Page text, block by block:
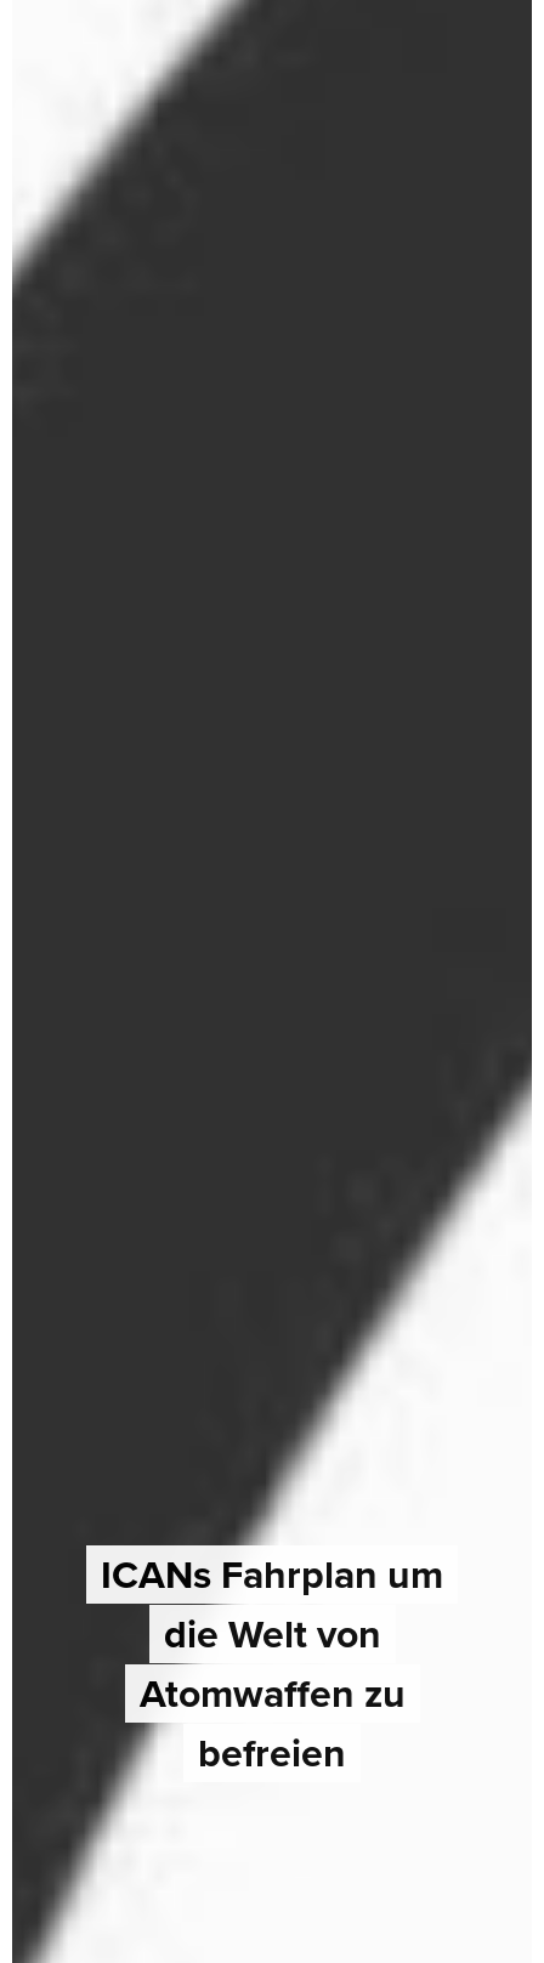
ICANs Fahrplan um
die Welt von
Atomwaffen zu
befreien